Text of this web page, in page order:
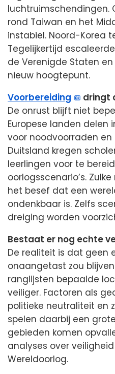
luchtruimschendingen.
rond Taiwan en het
instabiel. Noord-Korea
Tegelijkertijd
de Verenigde Staten
nieuw hoogtepunt.
Voorbereiding
dringt
De onrust blijft niet
Europese landen delen
voor noodvoorraden en
Duitsland kregen
leerlingen voor te
oorlogsscenario’s.
het besef dat een
ondenkbaar is. Zelfs
dreiging worden
Bestaat er nog echte
De realiteit is dat geen
onaangetast zou
ranglijsten bepaalde
veiliger. Factoren als
politieke neutraliteit en
spelen daarbij een
gebieden komen
analyses over
Wereldoorlog.